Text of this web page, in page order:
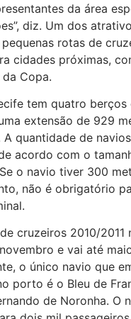
da área
diz. Um dos
rotas de
cidades próximas,
Copa.
tem quatro berços
extensão de 929
quantidade de
acordo com o
o navio tiver 300
não é obrigatório
cruzeiros 2010/2011
e vai até
o único navio que
porto é o Bleu de
de Noronha. O